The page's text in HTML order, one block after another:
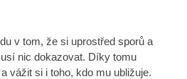
v tom, že si uprostřed sporů a
nic dokazovat. Díky tomu
vážit si i toho, kdo mu ubližuje.